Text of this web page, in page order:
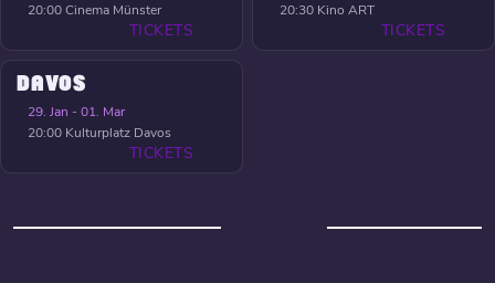
20:00Cinema Münster
TICKETS
20:30 Kino ART
TICKETS
DAVOS
29. Jan - 01. Mar
20:00 Kulturplatz Davos
TICKETS